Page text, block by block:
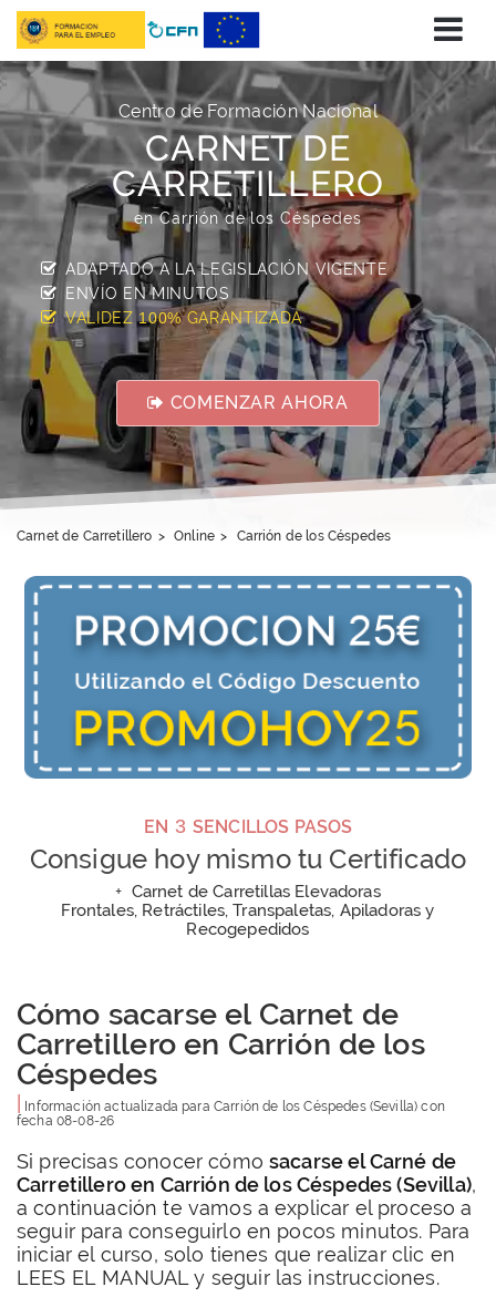
Centro de Formación Nacional
CARNET DE
CARRETILLERO
en Carrión de los Céspedes
ADAPTADO A LA LEGISLACIÓN VIGENTE
ENVÍO ENMINUTOS
VALIDEZ100%GARANTIZADA
COMENZAR AHORA
Carnet de Carretillero > Online > Carrión de los Céspedes
EN 3 SENCILLOS PASOS
Consigue hoy mismo tu Certificado
+ Carnet de Carretillas Elevadoras
Frontales, Retráctiles, Transpaletas, Apiladoras y
Recogepedidos
Cómo sacarse el Carnet de
Carretillero en Carrión de los
Céspedes
Información actualizada para Carrión de los Céspedes(Sevilla) con
fecha 08-08-26
Si precisas conocer cómo sacarse el Carné de
Carretillero en Carrión de los Céspedes (Sevilla),
a continuación te vamos a explicar el proceso a
seguir para conseguirlo en pocos minutos. Para
iniciar el curso, solo tienes que realizar clic en
LEES EL MANUAL y seguir las instrucciones.